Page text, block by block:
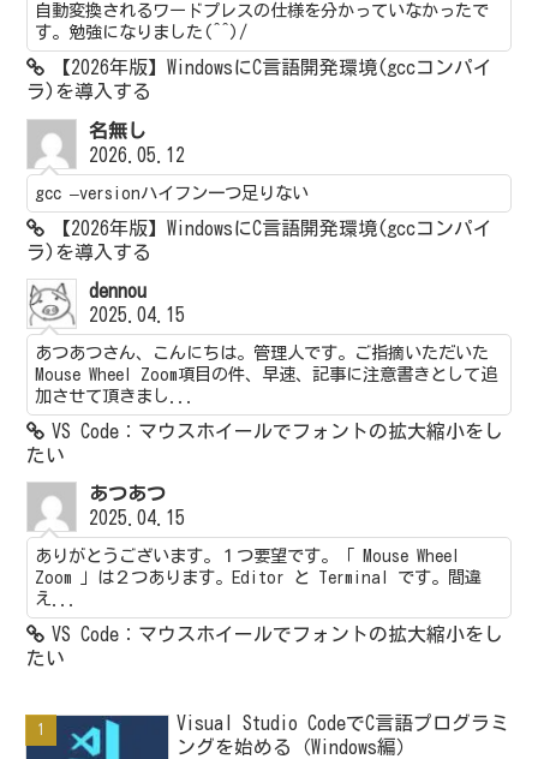
自動変換されるワードプレスの仕様を分かっていなかったで
す。勉強になりました(^^)/
【2026年版】WindowsにC言語開発環境(gccコンパイ
ラ)を導入する
名無し
2026.05.12
gcc –versionハイフン一つ足りない
【2026年版】WindowsにC言語開発環境(gccコンパイ
ラ)を導入する
dennou
2025.04.15
あつあつさん、こんにちは。管理人です。ご指摘いただいた
Mouse Wheel Zoom項目の件、早速、記事に注意書きとして追
加させて頂きまし...
VS Code：マウスホイールでフォントの拡大縮小をし
たい
あつあつ
2025.04.15
ありがとうございます。１つ要望です。「 Mouse Wheel
Zoom 」は２つあります。Editor と Terminal です。間違
え...
VS Code：マウスホイールでフォントの拡大縮小をし
たい
Visual Studio CodeでC言語プログラミ
ングを始める（Windows編）